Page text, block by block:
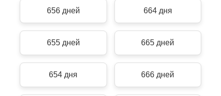
656 дней 664 дня
655 дней 665 дней
654 дня 666 дней